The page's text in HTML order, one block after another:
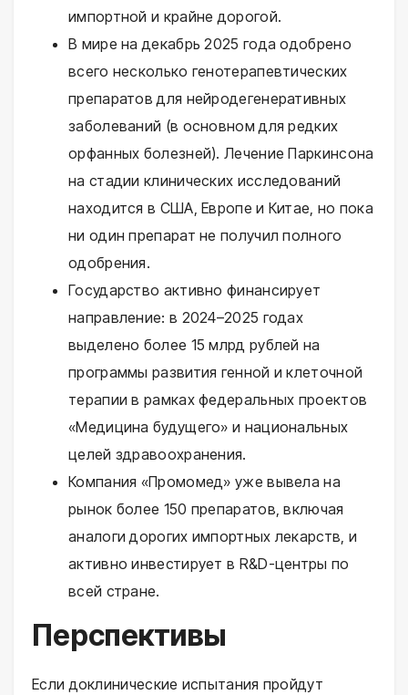
импортной и крайне дорогой.
В мире на декабрь 2025 года одобрено
всего несколько генотерапевтических
препаратов для нейродегенеративных
заболеваний (в основном для редких
орфанных болезней). Лечение Паркинсона
на стадии клинических исследований
находится в США, Европе и Китае, но пока
ни один препарат не получил полного
одобрения.
Государство активно финансирует
направление: в 2024–2025 годах
выделено более 15 млрд рублей на
программы развития генной и клеточной
терапии в рамках федеральных проектов
«Медицина будущего» и национальных
целей здравоохранения.
Компания «Промомед» уже вывела на
рынок более 150 препаратов, включая
аналоги дорогих импортных лекарств, и
активно инвестирует в R&D-центры по
всей стране.
Перспективы
Если доклинические испытания пройдут